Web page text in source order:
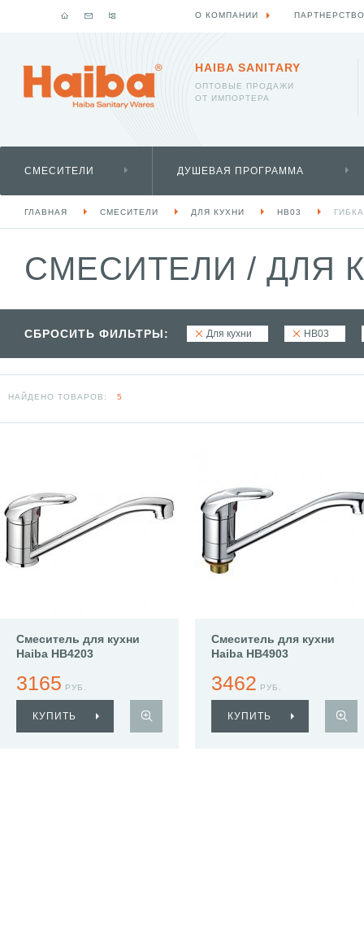
HAIBA SANITARY
ОПТОВЫЕ ПРОДАЖИ
ОТ ИМПОРТЕРА
СМЕСИТЕЛИ ДУШЕВАЯ ПРОГРАММА
ГЛАВНАЯ СМЕСИТЕЛИ ДЛЯ КУХНИ HB03
СМЕСИТЕЛИ / ДЛЯ
СБРОСИТЬ ФИЛЬТРЫ: Для кухни HB03
НАЙДЕНО ТОВАРОВ: 5
Смеситель для кухни
Haiba HB4203
3165 РУБ.
КУПИТЬ
Смеситель для кухни
Haiba HB4903
3462 РУБ.
КУПИТЬ
О КОМПАНИИ ПАРТНЕРСТВО